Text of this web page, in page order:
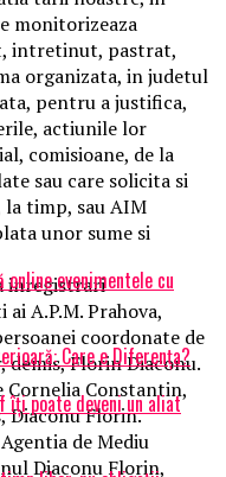
monitorizeaza
intretinut, pastrat,
organizata, in judetul
pentru a justifica,
actiunile lor
comisioane, de la
sau care solicita si
la timp, sau AIM
unor sume si
inregistrari
A.P.M. Prahova,
coordonate de
Florin Diaconu.
Cornelia Constantin,
Diaconu Florin.
de Mediu
Diaconu Florin,
online evenimentele cu
Care e Diferența?
îţi poate deveni un aliat